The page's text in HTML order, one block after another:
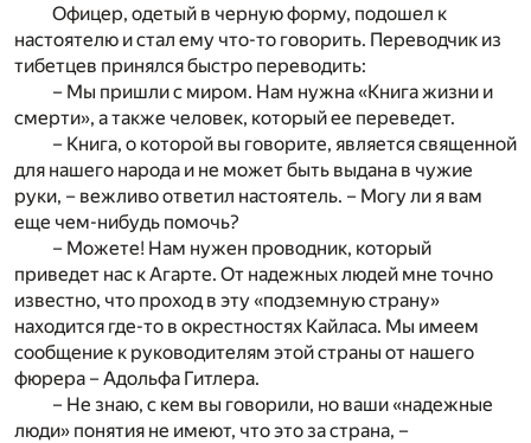
Офицер, одетый в черную форму, подошел к
настоятелю и стал ему что-то говорить. Переводчик из
тибетцев принялся быстро переводить:
– Мы пришли с миром. Нам нужна «Книга жизни и
смерти», а также человек, который ее переведет.
– Книга, о которой вы говорите, является священной
для нашего народа и не может быть выдана в чужие
руки, – вежливо ответил настоятель. – Могу ли я вам
еще чем-нибудь помочь?
– Можете! Нам нужен проводник, который
приведет нас к Агарте. От надежных людей мне точно
известно, что проход в эту «подземную страну»
находится где-то в окрестностях Кайласа. Мы имеем
сообщение к руководителям этой страны от нашего
фюрера – Адольфа Гитлера.
– Не знаю, с кем вы говорили, но ваши «надежные
люди» понятия не имеют, что это за страна, –